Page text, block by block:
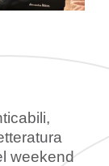
weekend